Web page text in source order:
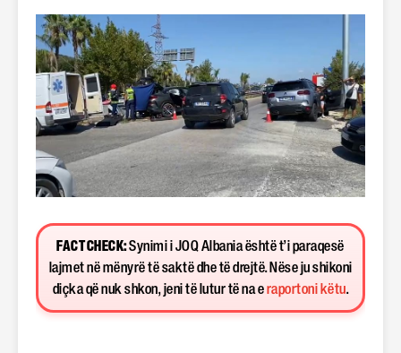
FACT CHECK:Synimi i JOQ Albania është t’i paraqesë
lajmet në mënyrë të saktë dhe të drejtë. Nëse ju shikoni
diçka që nuk shkon, jeni të lutur të na e raportoni këtu.